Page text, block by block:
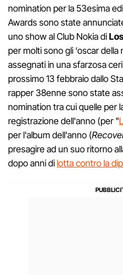
nomination per la 53esima
Awards sono state
uno show al Club Nokia di
per molti sono gli ‘oscar
assegnati in una sfarzosa
prossimo 13 febbraio dallo
rapper 38enne sono state
nomination tra cui quelle per
registrazione dell'anno (per "
per l'album dell'anno (
presagire ad un suo ritorno
dopo anni di lotta contro la